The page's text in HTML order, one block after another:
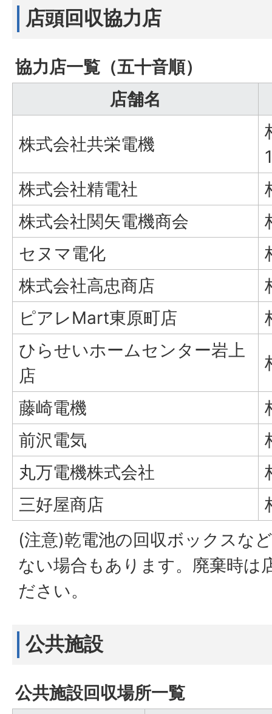
店頭回収協力店
協力店一覧（五十音順）
店舗名
株式会社共栄電機
1
株式会社精電社
株式会社関矢電機商会
セヌマ電化
株式会社高忠商店
ピアレMart東原町店
ひらせいホームセンター岩上
店
藤崎電機
前沢電気
丸万電機株式会社
三好屋商店
(注意)乾電池の回収ボックスな
ない場合もあります。廃棄時は
ださい。
公共施設
公共施設回収場所一覧